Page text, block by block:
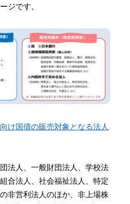
ジです。
け国債の販売対象となる法人
法人、一般財団法人、学校法
合法人、社会福祉法人、特定
非営利法人のほか、非上場株